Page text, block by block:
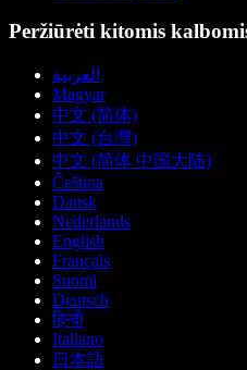
Peržiūrėti kitomis
العربية
Magyar
中文 (简体)
中文 (台灣)
中文 (简体 中国大陆)
Čeština
Dansk
Nederlands
English
Français
Suomi
Deutsch
हिन्दी
Italiano
日本語